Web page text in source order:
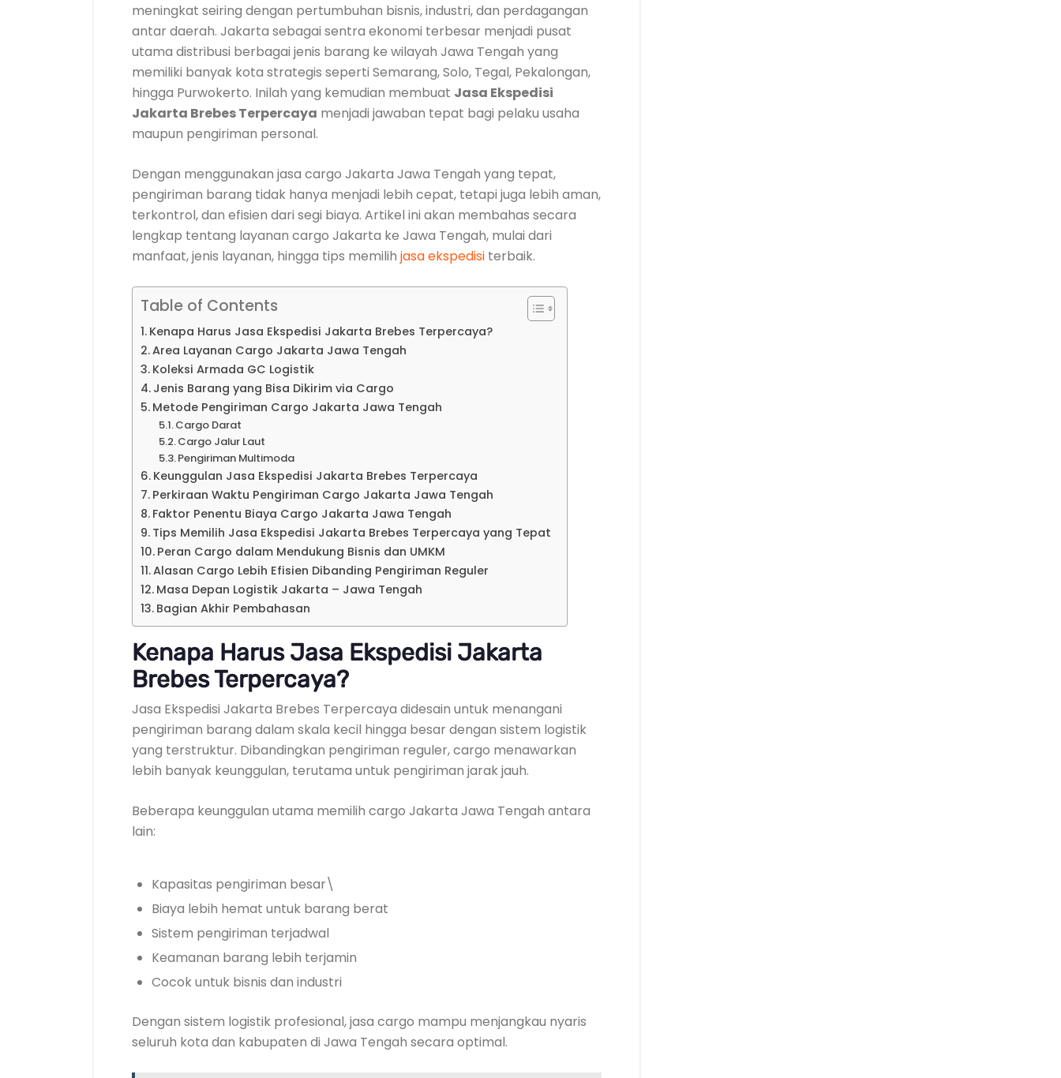
meningkat seiring dengan pertumbuhan bisnis, industri, dan perdagangan
antar daerah. Jakarta sebagai sentra ekonomi terbesar menjadi pusat
utama distribusi berbagai jenis barang ke wilayah Jawa Tengah yang
memiliki banyak kota strategis seperti Semarang, Solo, Tegal, Pekalongan,
hingga Purwokerto. Inilah yang kemudian membuat Jasa Ekspedisi
Jakarta Brebes Terpercaya menjadi jawaban tepat bagi pelaku usaha
maupun pengiriman personal.
Dengan menggunakan jasa cargo Jakarta Jawa Tengah yang tepat,
pengiriman barang tidak hanya menjadi lebih cepat, tetapi juga lebih aman,
terkontrol, dan efisien dari segi biaya. Artikel ini akan membahas secara
lengkap tentang layanan cargo Jakarta ke Jawa Tengah, mulai dari
manfaat, jenis layanan, hingga tips memilih jasa ekspedisi terbaik.
Table of Contents
Kenapa Harus Jasa Ekspedisi Jakarta Brebes Terpercaya?
Area Layanan Cargo Jakarta Jawa Tengah
Koleksi Armada GC Logistik
Jenis Barang yang Bisa Dikirim via Cargo
Metode Pengiriman Cargo Jakarta Jawa Tengah
Cargo Darat
Cargo Jalur Laut
Pengiriman Multimoda
Keunggulan Jasa Ekspedisi Jakarta Brebes Terpercaya
Perkiraan Waktu Pengiriman Cargo Jakarta Jawa Tengah
Faktor Penentu Biaya Cargo Jakarta Jawa Tengah
Tips Memilih Jasa Ekspedisi Jakarta Brebes Terpercaya yang Tepat
Peran Cargo dalam Mendukung Bisnis dan UMKM
Alasan Cargo Lebih Efisien Dibanding Pengiriman Reguler
Masa Depan Logistik Jakarta – Jawa Tengah
Bagian Akhir Pembahasan
Kenapa Harus Jasa Ekspedisi Jakarta
Brebes Terpercaya?
Jasa Ekspedisi Jakarta Brebes Terpercaya didesain untuk menangani
pengiriman barang dalam skala kecil hingga besar dengan sistem logistik
yang terstruktur. Dibandingkan pengiriman reguler, cargo menawarkan
lebih banyak keunggulan, terutama untuk pengiriman jarak jauh.
Beberapa keunggulan utama memilih cargo Jakarta Jawa Tengah antara
lain:
Kapasitas pengiriman besar\
Biaya lebih hemat untuk barang berat
Sistem pengiriman terjadwal
Keamanan barang lebih terjamin
Cocok untuk bisnis dan industri
Dengan sistem logistik profesional, jasa cargo mampu menjangkau nyaris
seluruh kota dan kabupaten di Jawa Tengah secara optimal.